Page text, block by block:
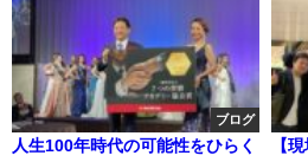
ブログ
人生100年時代の可能性をひらく
【